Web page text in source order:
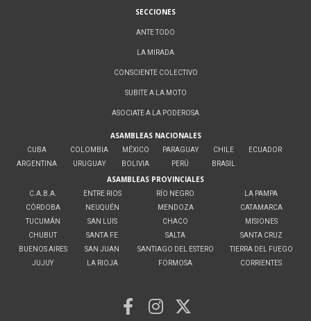
SECCIONES
ANTE TODO
LA MIRADA
CONSCIENTE COLECTIVO
SUBITE A LA MOTO
ASOCIATE A LA PODEROSA
ASAMBLEAS NACIONALES
CUBA
ARGENTINA
COLOMBIA
URUGUAY
MÉXICO
BOLIVIA
PARAGUAY
PERÚ
CHILE
BRASIL
ECUADOR
ASAMBLEAS PROVINCIALES
C.A.B.A.
CÓRDOBA
TUCUMÁN
CHUBUT
BUENOS AIRES
JUJUY
ENTRE RIOS
NEUQUÉN
SAN LUIS
SANTA FE
SAN JUAN
LA RIOJA
RÍO NEGRO
MENDOZA
CHACO
SALTA
SANTIAGO DEL ESTERO
FORMOSA
LA PAMPA
CATAMARCA
MISIONES
SANTA CRUZ
TIERRA DEL FUEGO
CORRIENTES